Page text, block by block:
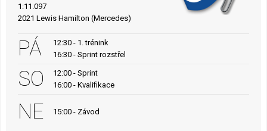
1:11.097
2021 Lewis Hamilton (Mercedes)
PÁ
12:30 - 1. trénink
16:30 - Sprint rozstřel
SO
12:00 - Sprint
16:00 - Kvalifikace
NE 15:00 - Závod